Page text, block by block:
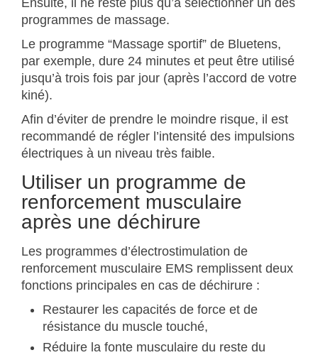
programmes de massage.
Le programme “Massage sportif” de Bluetens,
par exemple, dure 24 minutes et peut être utilisé
jusqu’à trois fois par jour (après l’accord de votre
kiné).
Afin d’éviter de prendre le moindre risque, il est
recommandé de régler l’intensité des impulsions
électriques à un niveau très faible.
Utiliser un programme de
renforcement musculaire
après une déchirure
Les programmes d’électrostimulation de
renforcement musculaire EMS remplissent deux
fonctions principales en cas de déchirure :
Restaurer les capacités de force et de
résistance du muscle touché,
Réduire la fonte musculaire du reste du